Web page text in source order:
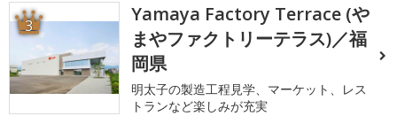
3
Yamaya Factory Terrace (や
まやファクトリーテラス)／福
岡県
明太子の製造工程見学、マーケット、レス
トランなど楽しみが充実